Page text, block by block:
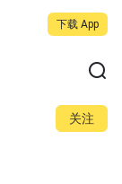
下载 App
关注